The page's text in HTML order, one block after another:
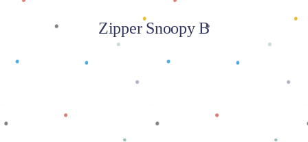
Zipper Snoopy B